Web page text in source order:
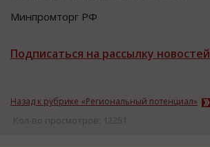
Минпромторг РФ
Подписаться на рассылку новостей
Назад к рубрике «Региональный потенциал»
Кол-во просмотров: 12251